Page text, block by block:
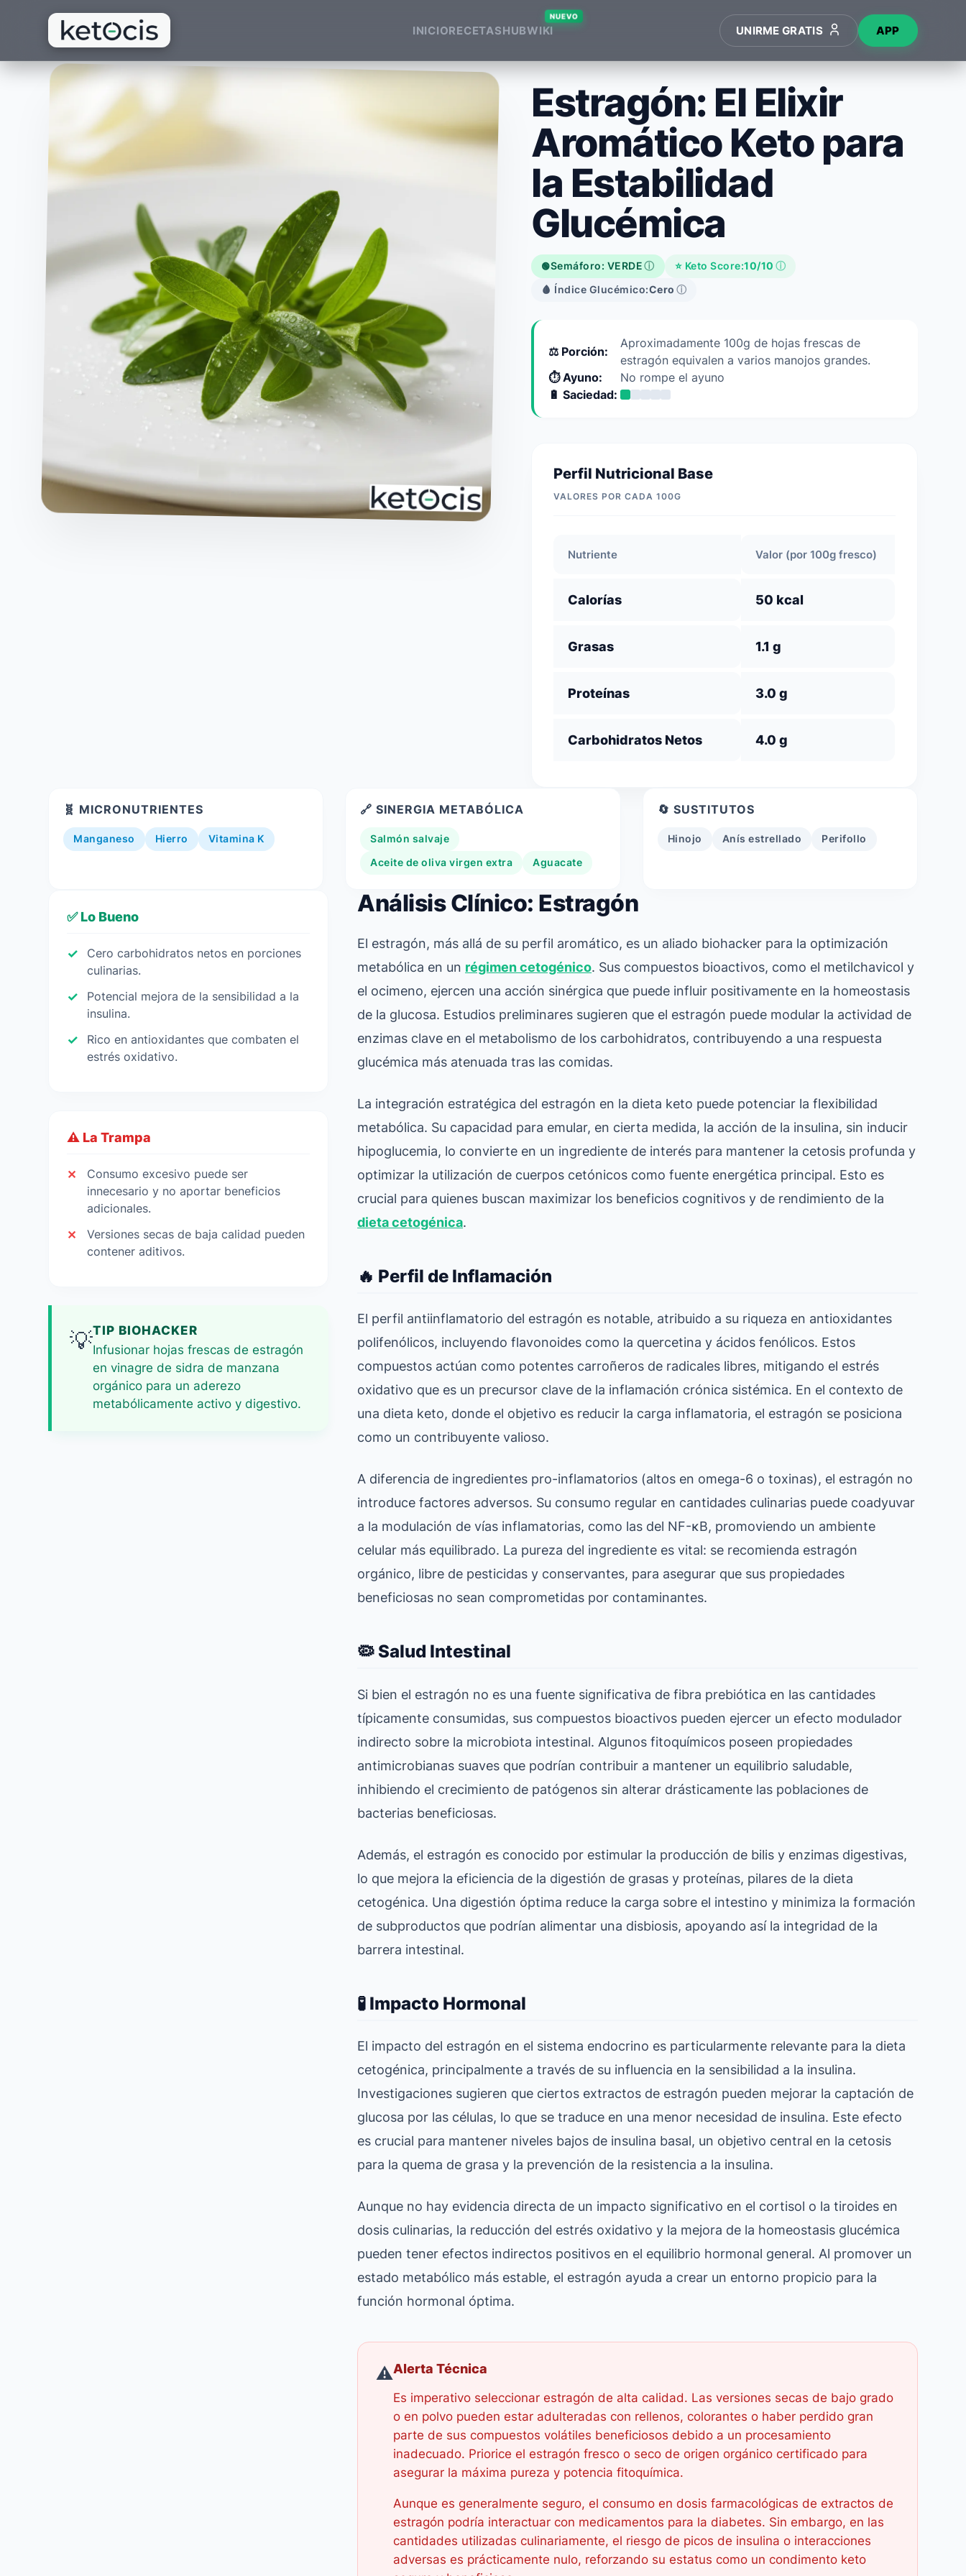
INICIORECETASHUBWIKI
NUEVO
UNIRME GRATIS APP
Estragón: El Elixir
Aromático Keto para
la Estabilidad
Glucémica
🟢Semáforo: VERDEⓘ ⭐ Keto Score:10/10 ⓘ
🩸 Índice Glucémico:Cero ⓘ
⚖️ Porción:
Aproximadamente 100g de hojas frescas de
estragón equivalen a varios manojos grandes.
⏱️ Ayuno:
No rompe el ayuno
🔋 Saciedad:
Perfil Nutricional Base
VALORES POR CADA 100G
Nutriente Valor (por 100g fresco)
Calorías 50 kcal
Grasas 1.1 g
Proteínas 3.0 g
Carbohidratos Netos 4.0 g
🧬 MICRONUTRIENTES
Manganeso Hierro Vitamina K
🔗 SINERGIA METABÓLICA
Salmón salvaje
Aceite de oliva virgen extra Aguacate
🔄 SUSTITUTOS
Hinojo Anís estrellado Perifollo
✅ Lo Bueno
Cero carbohidratos netos en porciones
culinarias.
Potencial mejora de la sensibilidad a la
insulina.
Rico en antioxidantes que combaten el
estrés oxidativo.
⚠️ La Trampa
Consumo excesivo puede ser
innecesario y no aportar beneficios
adicionales.
Versiones secas de baja calidad pueden
contener aditivos.
💡TIP BIOHACKER
Infusionar hojas frescas de estragón
en vinagre de sidra de manzana
orgánico para un aderezo
metabólicamente activo y digestivo.
Análisis Clínico: Estragón
El estragón, más allá de su perfil aromático, es un aliado biohacker para la optimización
metabólica en un régimen cetogénico. Sus compuestos bioactivos, como el metilchavicol y
el ocimeno, ejercen una acción sinérgica que puede influir positivamente en la homeostasis
de la glucosa. Estudios preliminares sugieren que el estragón puede modular la actividad de
enzimas clave en el metabolismo de los carbohidratos, contribuyendo a una respuesta
glucémica más atenuada tras las comidas.
La integración estratégica del estragón en la dieta keto puede potenciar la flexibilidad
metabólica. Su capacidad para emular, en cierta medida, la acción de la insulina, sin inducir
hipoglucemia, lo convierte en un ingrediente de interés para mantener la cetosis profunda y
optimizar la utilización de cuerpos cetónicos como fuente energética principal. Esto es
crucial para quienes buscan maximizar los beneficios cognitivos y de rendimiento de la
dieta cetogénica.
🔥 Perfil de Inflamación
El perfil antiinflamatorio del estragón es notable, atribuido a su riqueza en antioxidantes
polifenólicos, incluyendo flavonoides como la quercetina y ácidos fenólicos. Estos
compuestos actúan como potentes carroñeros de radicales libres, mitigando el estrés
oxidativo que es un precursor clave de la inflamación crónica sistémica. En el contexto de
una dieta keto, donde el objetivo es reducir la carga inflamatoria, el estragón se posiciona
como un contribuyente valioso.
A diferencia de ingredientes pro-inflamatorios (altos en omega-6 o toxinas), el estragón no
introduce factores adversos. Su consumo regular en cantidades culinarias puede coadyuvar
a la modulación de vías inflamatorias, como las del NF-κB, promoviendo un ambiente
celular más equilibrado. La pureza del ingrediente es vital: se recomienda estragón
orgánico, libre de pesticidas y conservantes, para asegurar que sus propiedades
beneficiosas no sean comprometidas por contaminantes.
🦠 Salud Intestinal
Si bien el estragón no es una fuente significativa de fibra prebiótica en las cantidades
típicamente consumidas, sus compuestos bioactivos pueden ejercer un efecto modulador
indirecto sobre la microbiota intestinal. Algunos fitoquímicos poseen propiedades
antimicrobianas suaves que podrían contribuir a mantener un equilibrio saludable,
inhibiendo el crecimiento de patógenos sin alterar drásticamente las poblaciones de
bacterias beneficiosas.
Además, el estragón es conocido por estimular la producción de bilis y enzimas digestivas,
lo que mejora la eficiencia de la digestión de grasas y proteínas, pilares de la dieta
cetogénica. Una digestión óptima reduce la carga sobre el intestino y minimiza la formación
de subproductos que podrían alimentar una disbiosis, apoyando así la integridad de la
barrera intestinal.
🧪 Impacto Hormonal
El impacto del estragón en el sistema endocrino es particularmente relevante para la dieta
cetogénica, principalmente a través de su influencia en la sensibilidad a la insulina.
Investigaciones sugieren que ciertos extractos de estragón pueden mejorar la captación de
glucosa por las células, lo que se traduce en una menor necesidad de insulina. Este efecto
es crucial para mantener niveles bajos de insulina basal, un objetivo central en la cetosis
para la quema de grasa y la prevención de la resistencia a la insulina.
Aunque no hay evidencia directa de un impacto significativo en el cortisol o la tiroides en
dosis culinarias, la reducción del estrés oxidativo y la mejora de la homeostasis glucémica
pueden tener efectos indirectos positivos en el equilibrio hormonal general. Al promover un
estado metabólico más estable, el estragón ayuda a crear un entorno propicio para la
función hormonal óptima.
⚠️Alerta Técnica
Es imperativo seleccionar estragón de alta calidad. Las versiones secas de bajo grado
o en polvo pueden estar adulteradas con rellenos, colorantes o haber perdido gran
parte de sus compuestos volátiles beneficiosos debido a un procesamiento
inadecuado. Priorice el estragón fresco o seco de origen orgánico certificado para
asegurar la máxima pureza y potencia fitoquímica.
Aunque es generalmente seguro, el consumo en dosis farmacológicas de extractos de
estragón podría interactuar con medicamentos para la diabetes. Sin embargo, en las
cantidades utilizadas culinariamente, el riesgo de picos de insulina o interacciones
adversas es prácticamente nulo, reforzando su estatus como un condimento keto